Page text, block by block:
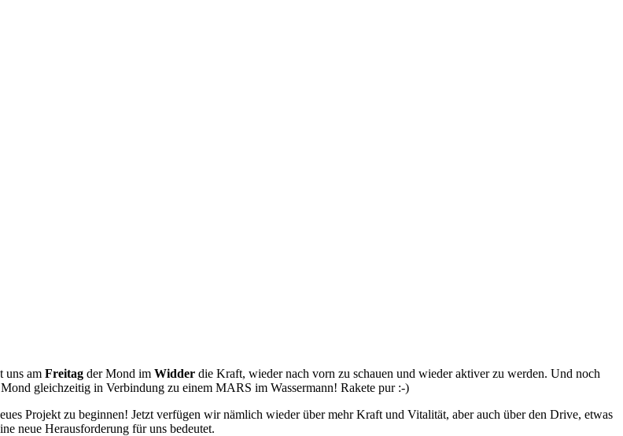
uns am Freitag der Mond im Widder die Kraft, wieder nach vorn zu schauen und wieder aktiver zu werden. Und noch
gleichzeitig in Verbindung zu einem MARS im Wassermann! Rakete pur :-)
Projekt zu beginnen! Jetzt verfügen wir nämlich wieder über mehr Kraft und Vitalität, aber auch über den Drive, etwas
neue Herausforderung für uns bedeutet.